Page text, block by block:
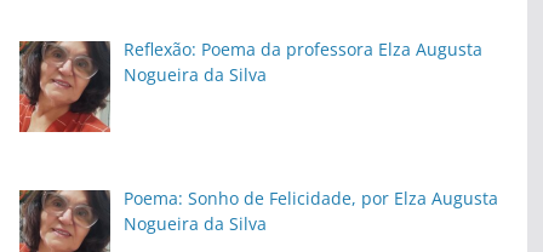
Reflexão: Poema da professora Elza Augusta
Nogueira da Silva
Poema: Sonho de Felicidade, por Elza Augusta
Nogueira da Silva